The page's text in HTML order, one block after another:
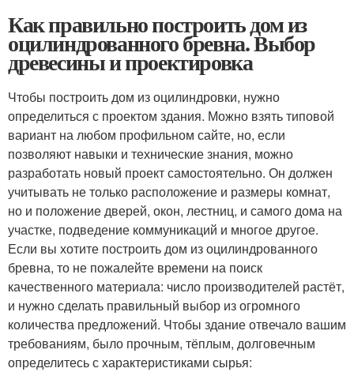
Как правильно построить дом из
оцилиндрованного бревна. Выбор
древесины и проектировка
Чтобы построить дом из оцилиндровки, нужно
определиться с проектом здания. Можно взять типовой
вариант на любом профильном сайте, но, если
позволяют навыки и технические знания, можно
разработать новый проект самостоятельно. Он должен
учитывать не только расположение и размеры комнат,
но и положение дверей, окон, лестниц, и самого дома на
участке, подведение коммуникаций и многое другое.
Если вы хотите построить дом из оцилиндрованного
бревна, то не пожалейте времени на поиск
качественного материала: число производителей растёт,
и нужно сделать правильный выбор из огромного
количества предложений. Чтобы здание отвечало вашим
требованиям, было прочным, тёплым, долговечным
определитесь с характеристиками сырья: